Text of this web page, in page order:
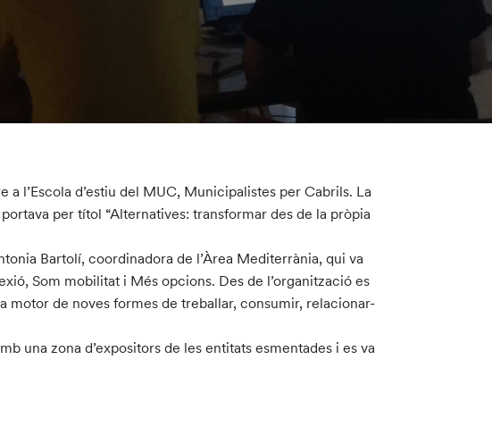
l’Escola d’estiu del MUC, Municipalistes per Cabrils. La
per títol “Alternatives: transformar des de la pròpia
Bartolí, coordinadora de l’Àrea Mediterrània, qui va
Som mobilitat i Més opcions. Des de l’organització es
motor de noves formes de treballar, consumir, relacionar-
una zona d’expositors de les entitats esmentades i es va